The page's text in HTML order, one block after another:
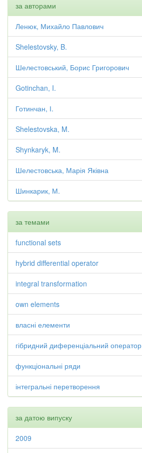
за авторами
Ленюк, Михайло Павлович
Shelestovsky, B.
Шелестовський, Борис Григорович
Gotinchan, I.
Готинчан, І.
Shelestovska, M.
Shynkaryk, M.
Шелестовська, Марія Яківна
Шинкарик, М.
за темами
functional sets
hybrid differential operator
integral transformation
own elements
власні елементи
гібридний диференціальний оператор
функціональні ряди
інтегральні перетворення
за датою випуску
2009